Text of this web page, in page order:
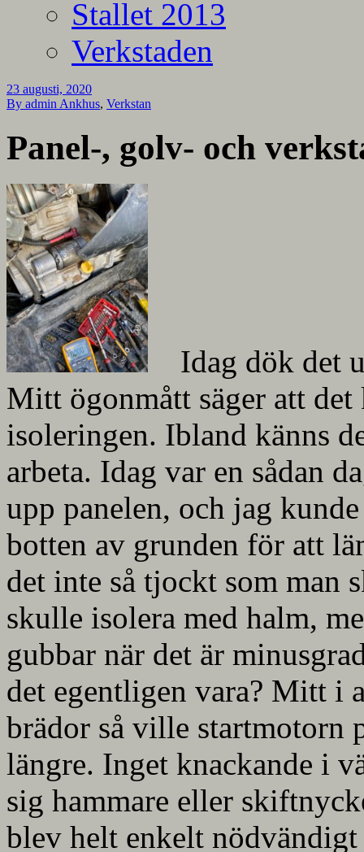
Stallet 2013
Verkstaden
23 augusti, 2020
By admin Ankhus, Verkstan
Panel-, golv- och
Idag dök det
Mitt ögonmått säger att
isoleringen. Ibland känns
arbeta. Idag var en sådan
upp panelen, och jag
botten av grunden för att
det inte så tjockt som man
skulle isolera med halm,
gubbar när det är
det egentligen vara? Mitt i
brädor så ville startmotorn
längre. Inget knackande i
sig hammare eller
blev helt enkelt